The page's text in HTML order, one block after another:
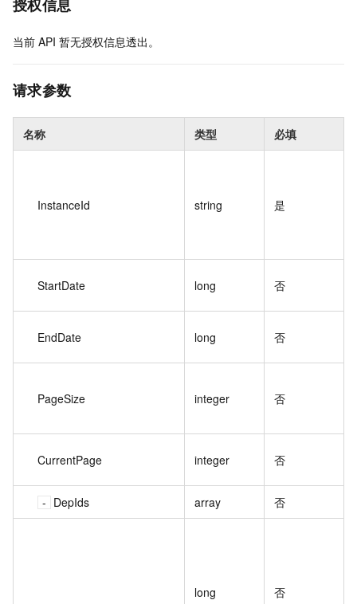
授权信息
当前 API 暂无授权信息透出。
请求参数
名称 类型 必填
InstanceId string 是
StartDate long 否
EndDate long 否
PageSize integer 否
CurrentPage integer 否
DepIds array 否
long 否